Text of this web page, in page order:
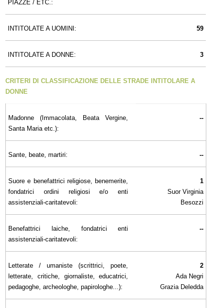
PIAZZE / ETC.:
INTITOLATE A UOMINI: 59
INTITOLATE A DONNE: 3
CRITERI DI CLASSIFICAZIONE DELLE STRADE INTITOLARE A
DONNE
Madonne (Immacolata, Beata Vergine,
Santa Maria etc.):
--
Sante, beate, martiri: --
Suore e benefattrici religiose, benemerite,
fondatrici ordini religiosi e/o enti
assistenziali-caritatevoli:
1
Suor Virginia
Besozzi
Benefattrici laiche, fondatrici enti
assistenziali-caritatevoli:
--
Letterate / umaniste (scrittrici, poete,
letterate, critiche, giornaliste, educatrici,
pedagoghe, archeologhe, papirologhe...):
2
Ada Negri
Grazia Deledda